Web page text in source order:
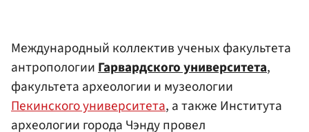
Международный коллектив ученых факультета
антропологииГарвардского университета,
факультета археологии и музеологии
Пекинского университета, а также Института
археологии города Чэнду провел